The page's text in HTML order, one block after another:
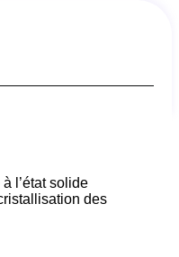
l’état solide
des